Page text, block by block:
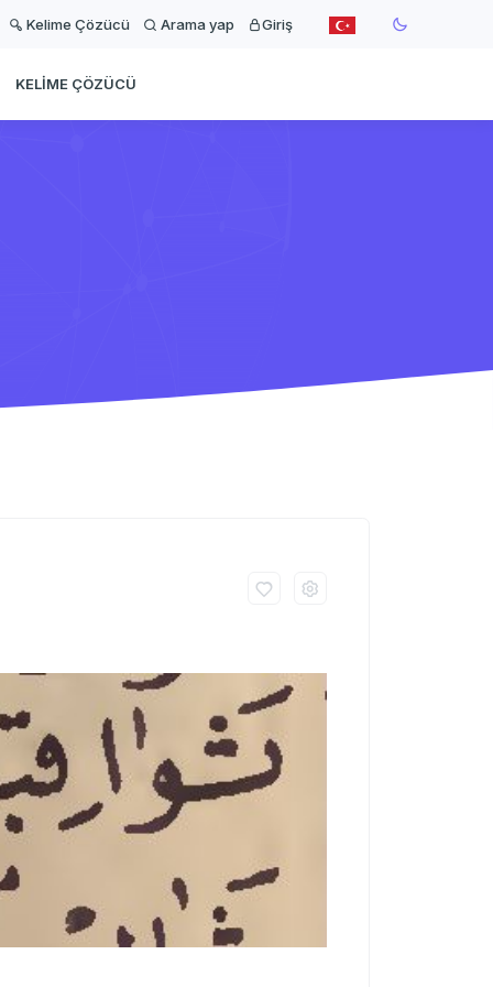
Kelime Çözücü Arama yap Giriş
KELIME ÇÖZÜCÜ